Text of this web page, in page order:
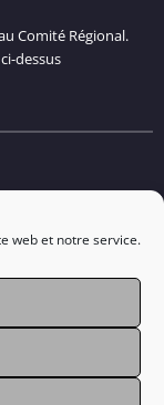
web et notre service.
Comité Régional.
dessus